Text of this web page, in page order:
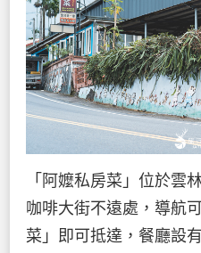
「阿嬤私房菜」位於雲
咖啡大街不遠處，導航
菜」即可抵達，餐廳設